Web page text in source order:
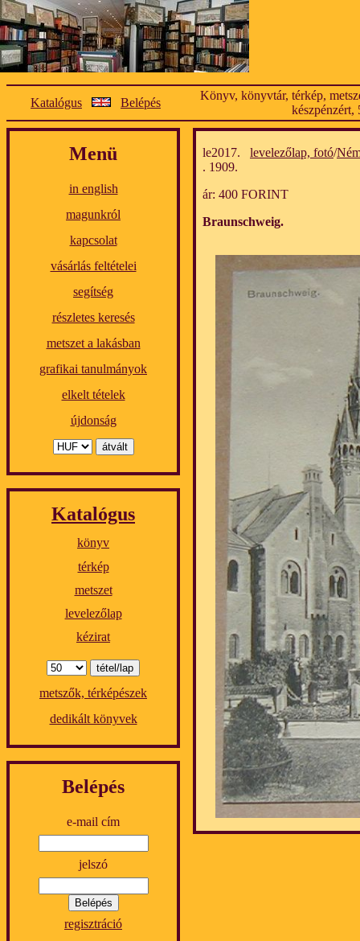
Katalógus Belépés
Könyv, könyvtár, térkép,
készpénzért,
Menü
in english
magunkról
kapcsolat
vásárlás feltételei
segítség
részletes keresés
metszet a lakásban
grafikai tanulmányok
elkelt tételek
újdonság
Katalógus
könyv
térkép
metszet
levelezőlap
kézirat
metszők, térképészek
dedikált könyvek
Belépés
e-mail cím
jelszó
regisztráció
le2017. levelezőlap, fotó/
. 1909.
ár: 400 FORINT
Braunschweig.